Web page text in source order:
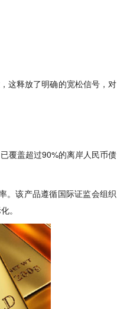
这释放了明确的宽松信号，对
覆盖超过90%的离岸人民币债
。该产品遵循国际证监会组织
。